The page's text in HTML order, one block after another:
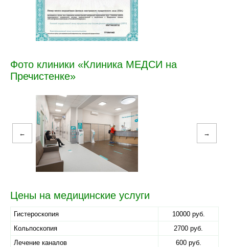
Фото клиники «Клиника МЕДСИ на
Пречистенке»
← →
Цены на медицинские услуги
Гистероскопия
10000 руб.
Кольпоскопия
2700 руб.
Лечение каналов
600 руб.